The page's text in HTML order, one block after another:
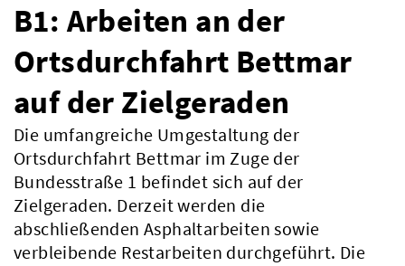
B1: Arbeiten an der
Ortsdurchfahrt Bettmar
auf der Zielgeraden
Die umfangreiche Umgestaltung der
Ortsdurchfahrt Bettmar im Zuge der
Bundesstraße 1 befindet sich auf der
Zielgeraden. Derzeit werden die
abschließenden Asphaltarbeiten sowie
verbleibende Restarbeiten durchgeführt. Die